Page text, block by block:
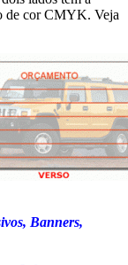
de cor CMYK. Veja
Banners,